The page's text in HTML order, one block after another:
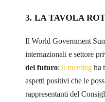
3. LA TAVOLA
Il World Government
internazionali e settore
del futuro: il meeting ha
aspetti positivi che le
rappresentanti del